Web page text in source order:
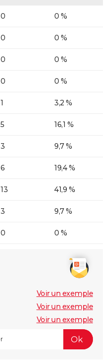
0 0 %
0 0 %
0 0 %
0 0 %
1 3,2 %
5 16,1 %
3 9,7 %
6 19,4 %
13 41,9 %
3 9,7 %
0 0 %
Voir un exemple
Voir un exemple
Voir un exemple